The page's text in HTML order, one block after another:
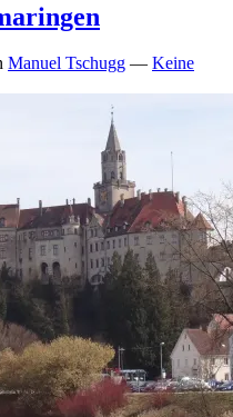
Manuel Tschugg — Keine